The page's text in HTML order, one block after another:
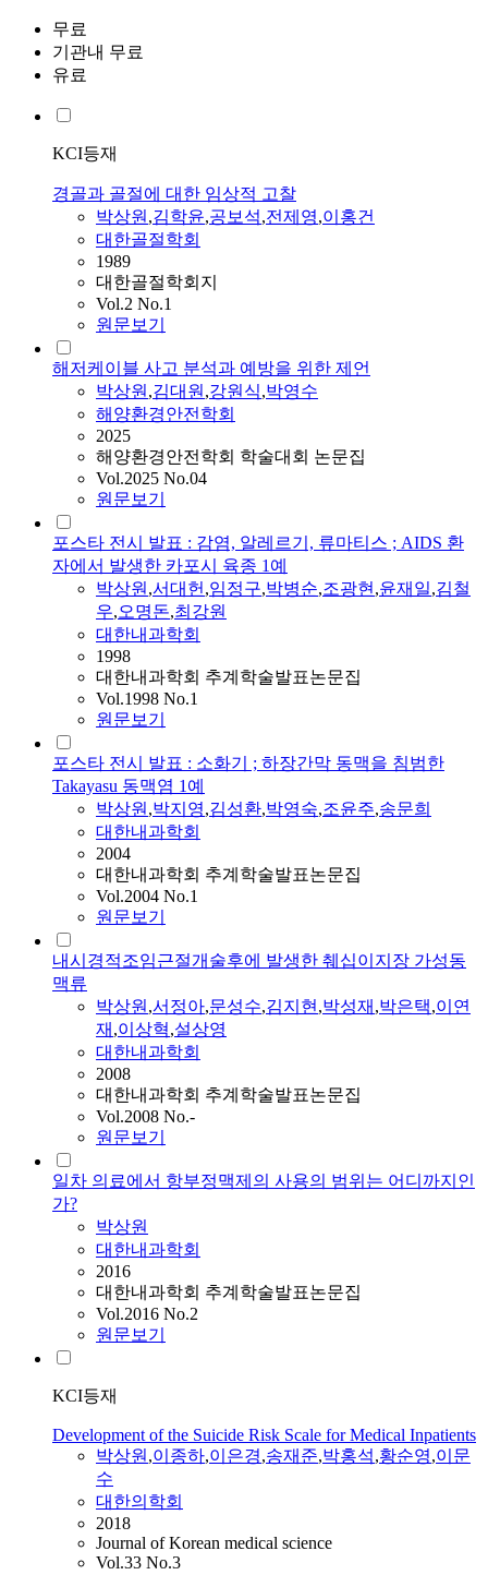
무료
기관내 무료
유료
KCI등재
경골과 골절에 대한 임상적 고찰
박상원,김학윤,공보석,전제영,이홍건
대한골절학회
1989
대한골절학회지
Vol.2 No.1
원문보기
해저케이블 사고 분석과 예방을 위한 제언
박상원,김대원,강원식,박영수
해양환경안전학회
2025
해양환경안전학회 학술대회 논문집
Vol.2025 No.04
원문보기
포스타 전시 발표 : 감염, 알레르기, 류마티스 ; AIDS 환
자에서 발생한 카포시 육종 1예
박상원,서대헌,임정구,박병순,조광현,윤재일,김철
우,오명돈,최강원
대한내과학회
1998
대한내과학회 추계학술발표논문집
Vol.1998 No.1
원문보기
포스타 전시 발표 : 소화기 ; 하장간막 동맥을 침범한
Takayasu 동맥염 1예
박상원,박지영,김성환,박영숙,조윤주,송문희
대한내과학회
2004
대한내과학회 추계학술발표논문집
Vol.2004 No.1
원문보기
내시경적조임근절개술후에 발생한 췌십이지장 가성동
맥류
박상원,서정아,문성수,김지현,박성재 ,박은택,이연
재 ,이상혁,설상영
대한내과학회
2008
대한내과학회 추계학술발표논문집
Vol.2008 No.-
원문보기
일차 의료에서 항부정맥제의 사용의 범위는 어디까지인
가?
박상원
대한내과학회
2016
대한내과학회 추계학술발표논문집
Vol.2016 No.2
원문보기
KCI등재
Development of the Suicide Risk Scale for Medical Inpatients
박상원,이종하,이은경,송재준,박홍석,황순영,이문
수
대한의학회
2018
Journal of Korean medical science
Vol.33 No.3